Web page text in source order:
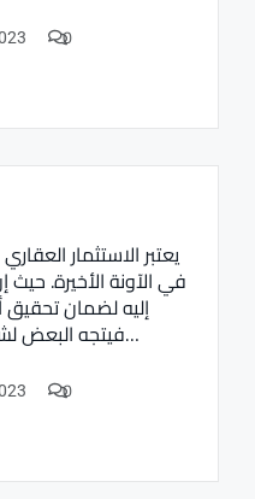
0
يعتبر الاستثمار
في الآونة الأخيرة.
إليه لضمان تحقيق
فيتجه البعض لشراء الوحدات السكنية بغرض…
0